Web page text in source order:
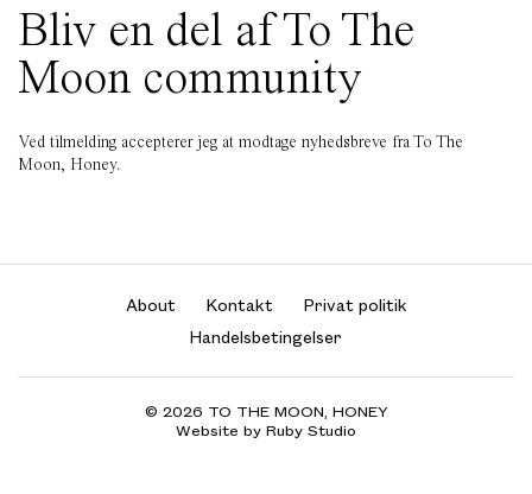
Bliv en del af To The
Moon community
Ved tilmelding accepterer jeg at modtage nyhedsbreve fra To The
Moon, Honey.
About Kontakt
Privat politik
Handelsbetingelser
© 2026 TO THE MOON, HONEY
Website by Ruby Studio